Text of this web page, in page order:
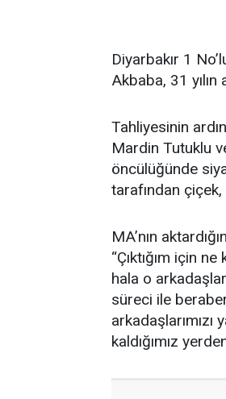
Diyarbakır 1
Akbaba, 31
Tahliyesinin
Mardin Tutuklu
öncülüğünde
tarafından çiçek,
MA’nın
“Çıktığım için
hala o
süreci ile
arkadaşlarımızı
kaldığımız